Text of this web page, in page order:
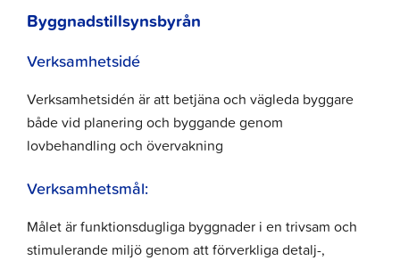
Byggnadstillsynsbyrån
Verksamhetsidé
Verksamhetsidén är att betjäna och vägleda byggare
både vid planering och byggande genom
lovbehandling och övervakning
Verksamhetsmål:
Målet är funktionsdugliga byggnader i en trivsam och
stimulerande miljö genom att förverkliga detalj-,